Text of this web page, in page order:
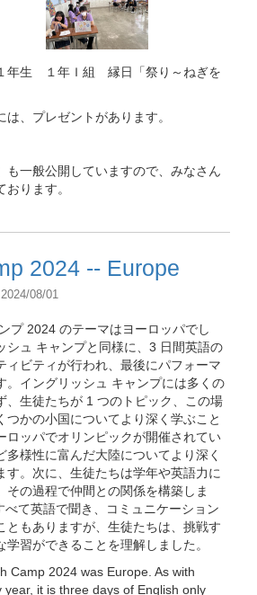
年生 １年Ｉ組 縁日「祭り～ねぎを
、プレゼントがあります。
も一般公開していますので、みなさん
ります。
2024 -- Europe
08/01
プ 2024 のテーマはヨーロッパでし
シュ キャンプと同様に、3 日間英語の
ィビティが行われ、最後にパフォーマ
。イングリッシュ キャンプには多くの
、生徒たちが 1 つのトピック、この場
つかの小国についてより深く学ぶこと
ロッパでオリンピックが開催されてい
多様性に富んだ大陸についてより深く
す。次に、生徒たちは学年や英語力に
その過程で仲間との関係を構築しま
て英語で聞き、コミュニケーション
ともありますが、生徒たちは、挑戦す
習ができることを理解しました。
Camp 2024 was Europe. As with
year, it is three days of English only